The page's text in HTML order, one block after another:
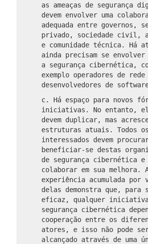
as ameaças de segurança
devem envolver uma
adequada entre governos,
privado, sociedade civil,
e comunidade técnica. Há
ainda precisam se envolver
a segurança cibernética,
exemplo operadores de rede
desenvolvedores de
c. Há espaço para novos
iniciativas. No entanto,
devem duplicar, mas
estruturas atuais. Todos os
interessados ​​devem
beneficiar-se destas
de segurança cibernética e
colaborar em sua melhora.
experiência acumulada por
delas demonstra que, para
eficaz, qualquer
segurança cibernética
cooperação entre os
atores, e isso não pode
alcançado através de uma